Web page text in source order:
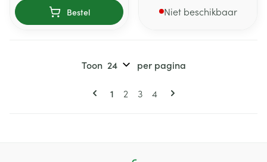
Bestel Niet beschikbaar
Pagina's
U lees momenteel pagina
1 Pagina
2 Pagina
3 Pagina
4
Toon per pagina